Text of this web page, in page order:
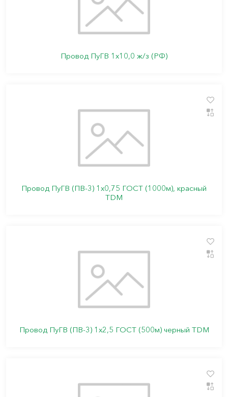
Провод ПуГВ 1х10,0 ж/з (РФ)
Провод ПуГВ (ПВ-3) 1х0,75 ГОСТ (1000м), красный
TDM
Провод ПуГВ (ПВ-3) 1х2,5 ГОСТ (500м) черный TDM